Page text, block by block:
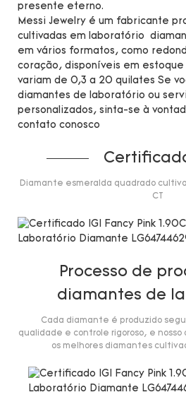
presente eterno.
Messi Jewelry é um fabricante
cultivadas em laboratório
em vários formatos, como
coração, disponíveis em estoque
variam de 0,3 a 20 quilates Se
diamantes de laboratório ou
personalizados, sinta-se à
contato conosco
Diamante esmeralda quadrado
CT
Processo de
diamantes de
Cada diamante é produzido
qualidade e controle rigoroso, e
os melhores diamantes